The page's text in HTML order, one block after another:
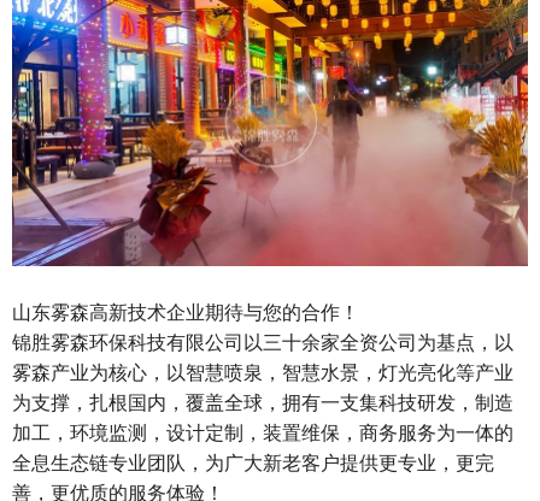
山东雾森高新技术企业期待与您的合作！
锦胜雾森环保科技有限公司以三十余家全资公司为基点，以
雾森产业为核心，以智慧喷泉，智慧水景，灯光亮化等产业
为支撑，扎根国内，覆盖全球，拥有一支集科技研发，制造
加工，环境监测，设计定制，装置维保，商务服务为一体的
全息生态链专业团队，为广大新老客户提供更专业，更完
善，更优质的服务体验！